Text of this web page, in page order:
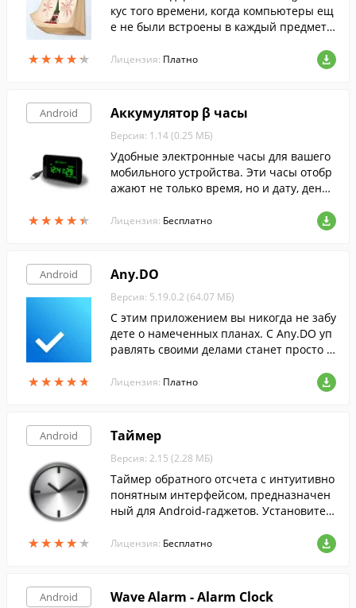
★★★★★
★★★★★
кус того времени, когда компьютеры ещ
е не были встроены в каждый предмет в
вым сорванным листком календаря. В эт
ом приложении вы узнаете о знаменате
ших в двадцатом веке.
Лицензия: Платно
Android
★★★★★
★★★★★
Аккумулятор β часы
Версия: 1.14 (0.25 МБ)
Удобные электронные часы для вашего
мобильного устройства. Эти часы отобр
ажают не только время, но и дату, день
Лицензия: Бесплатно
Android
★★★★★
★★★★★
Any.DO
Версия: 5.19.0.2 (64.07 МБ)
С этим приложением вы никогда не забу
дете о намеченных планах. С Any.DO уп
равлять своими делами станет просто к
Лицензия: Платно
Android
★★★★★
★★★★★
Таймер
Версия: 2.15 (2.28 МБ)
Таймер обратного отсчета с интуитивно
понятным интерфейсом, предназначен
ный для Android-гаджетов. Установите т
етствующий номер.
Лицензия: Бесплатно
Android Wave Alarm - Alarm Clock